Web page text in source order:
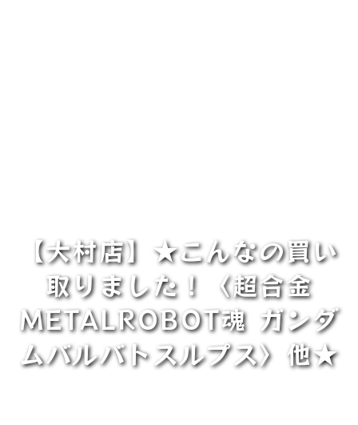
【大村店】★こんなの買い
取りました！〈超合金
METALROBOT魂 ガンダ
ムバルバトスルプス〉他★